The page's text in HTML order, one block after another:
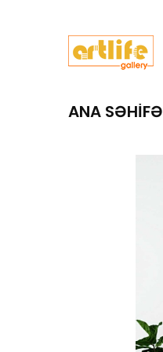
ANA SƏHIFƏ